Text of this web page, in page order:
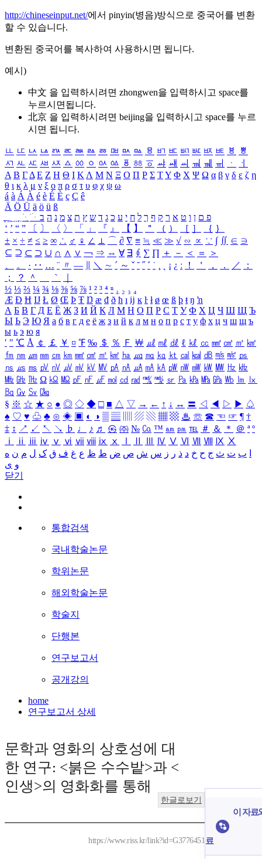
http://chineseinput.net/에서 pinyin(병음)방식으로 중국어를 변환
할 수 있습니다.
변환된 중국어를 복사하여 사용하시면 됩니다.
예시)
中文 을 입력하시려면 zhongwen을 입력하시고 space를
누르시면됩니다.
北京 을 입력하시려면 beijing을 입력하시고 space를 누르
시면 됩니다.
ㅥ ㅦ ㅧ ㅨ ㅩ ㅪ ㅫ ㅬ ㅭ ㅮ ㅯ ㅰ ㅱ ㅲ ㅳ ㅴ ㅵ ㅶ ㅷ ㅸ
ㅹ
ㅺ ㅻ ㅼ ㅽ ㅾ ㅿ ㆀ ㆁ ㆂ ㆃ ㆄ ㆅ ㆆ ㆇ ㆈ ㆉ ㆊ ㆋ ㆌ ㆍ
ㆎ
Α Β ΓΔ Ε Ζ Η Θ Ι ΚΛ Μ Ν Ξ Ο Π Ρ Σ ΤΥ Φ Χ Ψ Ω α β γ δ ε ζ η
θ ι κ λ μ ν ξ ο π ρ σ τ υ φ χ ψ ω
á à Á À é è É È ç Ç ê
Ä Ö Ü ä ö ü ß
ִֶֹ ֻּ ׁׂ פ ם ן ו ט א ר ק ף ך ל ח י ע כ ג ד ש ץ ת צ מ נ ה ב
‘ ’ “ ” 〔 〕 〈 〉 「 」 『 』 【 】 ＂ （ ） ［ ］ ｛ ｝
± × ÷ ≠ ≤ ≥ ∞ ∴ ♂ ♀ ∠ ⊥ ⌒ ∂ ∇ ≡ ≒ ≪ ≫ √ ∽ ∝ ∵ ∫ ∬ ∈ ∋
⊆ ⊇ ⊂ ⊃ ∪ ∩ ∧ ∨ ￢ ⇒ ⇔ ∀ ∃ ∮ ∑ ∏ ＋ － ＜ ＝
＞
、
。 · ‥ … ¨ 〃 ― ＼ ∼ ´ ～ ˇ ˘ ˝ ˚ ˙ ¸ ¡ ¿ ː ！ ＇ ， ． ／
：
；
？ ＾ ｀
½ ⅓ ⅔ ¼ ¾ ⅛ ⅜ ⅝ ⅞ ¹ ² ³ ⁴ ⁿ ₁ ₂ ₃ ₄
Æ Ð Ħ Ĳ Ł Ø Œ Þ Ŧ Ŋ æ đ ð ħ ı ĳ ĸ ŀ ł ø œ ß þ ŧ ŋ ŉ
А Б В Г Д Е Ё Ж З И Й К Л М Н О П Р С Т У Ф Х Ц Ч Ш Щ Ъ
Ы Ь Э Ю Я а б в г д е ё ж з и й к л м н о п р с т у ф х ц ч ш щ ъ
ы ь э ю я
′ ″ ℃ Å ￠ ￡ ￥ ¤ ℉ ‰ ＄ ％ Ｆ ￦ ㎕ ㎖ ㎗ ℓ ㎘ ㏄ ㎣ ㎤ ㎥ ㎦
㎙ ㎚ ㎛ ㎜ ㎝ ㎞ ㎟ ㎠ ㎡ ㎢ ㏊ ㎍ ㎎ ㎏ ㏏ ㎈ ㎉ ㏈ ㎧ ㎨ ㎰
㎱ ㎲ ㎳ ㎴ ㎵ ㎶ ㎷ ㎸ ㎹ ㎀ ㎁ ㎂ ㎃ ㎄ ㎺ ㎻ ㎽ ㎾ ㎿ ㎐ ㎑
㎒ ㎓ ㎔ Ω ㏀ ㏁ ㎊ ㎋ ㎌ ㏖ ㏅ ㎭ ㎮ ㎯ ㏛ ㎩ ㎪ ㎫ ㎬ ㏝ ㏐
㏓
㏃ ㏉ ㏜ ㏆
§ ※ ☆ ★ ○ ● ◎ ◇ ◆ □ ■ △ ▽ → ← ↑ ↓ ↔ 〓 ◁ ◀ ▷ ▶ ♤
♠ ♡ ♥ ♧ ♣ ⊙ ◈ ▣ ◐ ◑ ▒ ▤ ▨ ▧ ▦ ▩ ♨ ☏ ☎ ☜ ☞ ¶ †
‡ ↕ ↗ ↙ ↖ ↘ ♭ ♩ ♪ ♬ ㉿ ㈜ № ㏇ ™ ㏂ ㏘ ℡ ＃ ＆ ＊ ＠ ª º
ⅰ
ⅱ ⅲ ⅳ ⅴ ⅵ ⅶ ⅷ ⅸ ⅹ Ⅳ Ⅴ Ⅵ Ⅶ Ⅷ Ⅸ Ⅹ
ب ت ث ج ح خ د ذ ر ز س ش ص ض ط ظ ع غ ف ق ک ل م ن ه
و ی
닫기
통합검색
국내학술논문
학위논문
해외학술논문
학술지
단행본
연구보고서
공개강의
home
연구보고서 상세
문학과 영화의 상호성에 대
한 연구: <붉은 수수밭>과 <
인생>의 영화화를 통해
한글로보기
https://www.riss.kr/link?id=G3776451
이 자료
료